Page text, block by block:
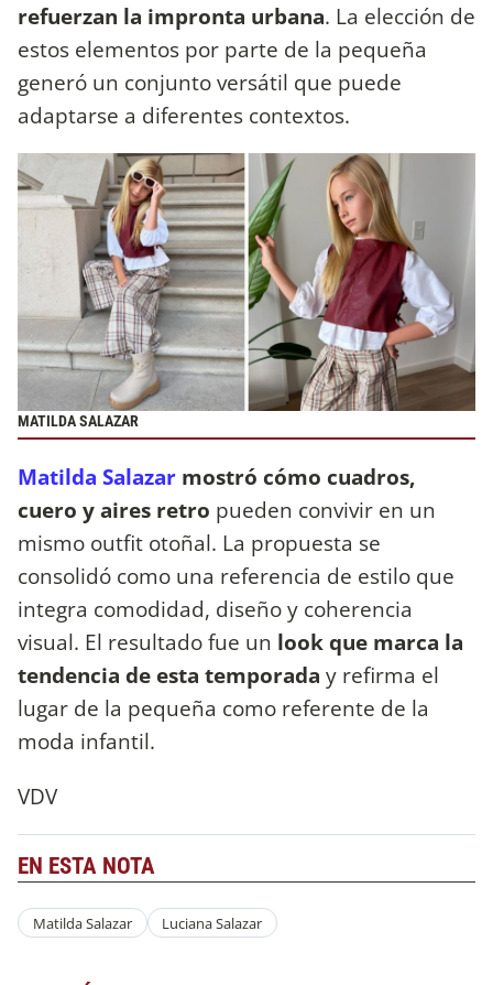
refuerzan la impronta urbana. La elección de
estos elementos por parte de la pequeña
generó un conjunto versátil que puede
adaptarse a diferentes contextos.
MATILDA SALAZAR
Matilda Salazar mostró cómo cuadros,
cuero y aires retro pueden convivir en un
mismo outfit otoñal. La propuesta se
consolidó como una referencia de estilo que
integra comodidad, diseño y coherencia
visual. El resultado fue un look que marca la
tendencia de esta temporada y refirma el
lugar de la pequeña como referente de la
moda infantil.
VDV
EN ESTA NOTA
Matilda Salazar Luciana Salazar